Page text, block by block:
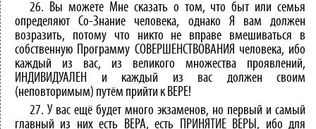
26. Вы можете Мне сказать о том, что быт или семья
определяют Со-Знание человека, однако Я вам должен
возразить, потому что никто не вправе вмешиваться в
собственную Программу СОВЕРШЕНСТВОВАНИЯ человека, ибо
каждый из вас, из великого множества проявлений,
ИНДИВИДУАЛЕН и каждый из вас должен своим
(неповторимым) путём прийти к ВЕРЕ!
27. У вас ещё будет много экзаменов, но первый и самый
главный из них есть ВЕРА, есть ПРИНЯТИЕ ВЕРЫ, ибо для